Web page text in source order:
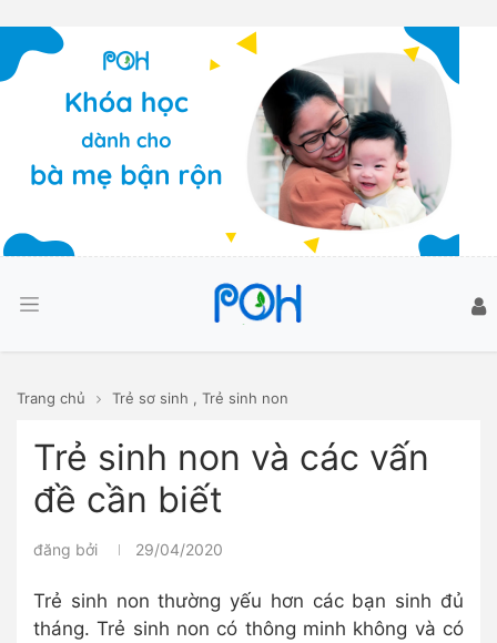
Trang chủ Trẻ sơ sinh , Trẻ sinh non
Trẻ sinh non và các vấn
đề cần biết
đăng bởi 29/04/2020
Trẻ sinh non thường yếu hơn các bạn sinh đủ
tháng. Trẻ sinh non có thông minh không và có